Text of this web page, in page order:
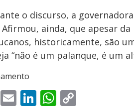
o discurso, a
ainda, que apesar
historicamente, são
“não é um palanque, é um
Twitter
EmailLinkedIn
WhatsApp